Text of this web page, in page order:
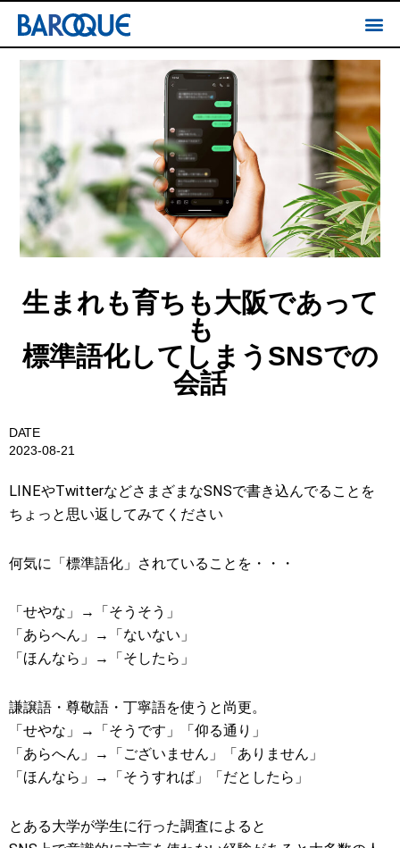
生まれも育ちも大阪であって
も
標準語化してしまうSNSでの
会話
DATE
2023-08-21
LINEやTwitterなどさまざまなSNSで書き込んでることを
ちょっと思い返してみてください
何気に「標準語化」されていることを・・・
「せやな」→「そうそう」
「あらへん」→「ないない」
「ほんなら」→「そしたら」
謙譲語・尊敬語・丁寧語を使うと尚更。
「せやな」→「そうです」「仰る通り」
「あらへん」→「ございません」「ありません」
「ほんなら」→「そうすれば」「だとしたら」
とある大学が学生に行った調査によると